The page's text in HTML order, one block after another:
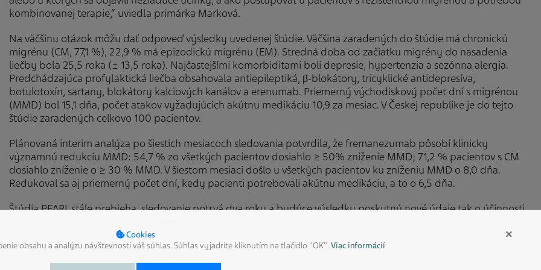
Cookies
obsahu a analýzu návštevnosti váš súhlas. Súhlas vyjadríte kliknutím na tlačidlo "OK". Viac informácií
×
kombinovanej terapie,“ uviedla primárka Marková.
Na väčšinu otázok môžu dať odpoveď výsledky uvedenej štúdie. Väčšina zaradených do štúdie má chronickú
migrénu (CM, 77,1 %), 22,9 % má epizodickú migrénu (EM). Stredná doba od začiatku migrény do nasadenia
liečby bola 25,5 roka (± 13,5 roka). Najčastejšími komorbiditami boli depresie, hypertenzia a sezónna alergia.
Predchádzajúca profylaktická liečba obsahovala antiepileptiká, β-blokátory, tricyklické antidepresíva,
botulotoxín, sartany, blokátory kalciových kanálov a erenumab. Priemerný východiskový počet dní s migrénou
(MMD) bol 15,1 dňa, počet atakov vyžadujúcich akútnu medikáciu 10,9 za mesiac. V Českej republike je do tejto
štúdie zaradených celkovo 100 pacientov.
Plánovaná interim analýza po šiestich mesiacoch sledovania potvrdila, že fremanezumab pôsobí klinicky
významnú redukciu MMD: 54,7 % zo všetkých pacientov dosiahlo ≥ 50% zníženie MMD; 71,2 % pacientov s CM
dosiahlo zníženie o ≥ 30 % MMD. V šiestom mesiaci došlo u všetkých pacientov ku zníženiu MMD o 8,0 dňa.
Redukoval sa aj priemerný počet dní, kedy pacienti potrebovali akútnu medikáciu, a to o 6,5 dňa.
Štúdia PEARL stále prebieha, sledovanie potrvá dva roky a budúce výsledky poskytnú nové údaje tak o účinnosti,